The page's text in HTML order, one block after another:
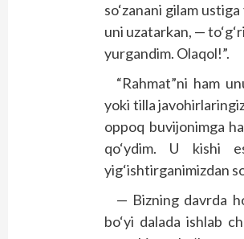
so‘zanani gilam
uni uzatarkan, —
yurgandim. Olaqol!”.
“Rahmat”ni ham
yoki tilla
oppoq buvijonimga
qo‘ydim. U kishi
yig‘ishtirganimizdan
— Bizning davrda
bo‘yi dalada ishlab